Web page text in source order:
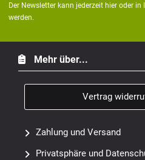
Der Newsletter kann jederzeit hier oder
werden.
Mehr über...
Vertrag
Zahlung und Versand
Privatsphäre und